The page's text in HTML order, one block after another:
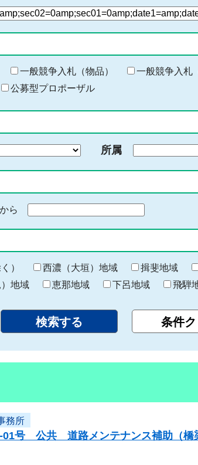
一般競争入札（物品）
一般競争入札
公募型プロポーザル
所属
から
終
わ
り
） 西濃（大垣）地域 揖斐地域
地域 恵那地域 下呂地域 飛騨
務所
01号 公共 道路メンテナンス補助（橋